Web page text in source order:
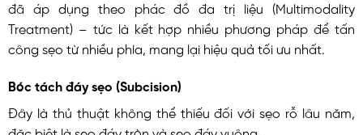
đã áp dụng theo phác đồ đa trị liệu (Multimodality
Treatment) – tức là kết hợp nhiều phương pháp để tấn
công sẹo từ nhiều phía, mang lại hiệu quả tối ưu nhất.
Bóc tách đáy sẹo (Subcision)
Đây là thủ thuật không thể thiếu đối với sẹo rỗ lâu năm,
đặc biệt là sẹo đáy tròn và sẹo đáy vuông.